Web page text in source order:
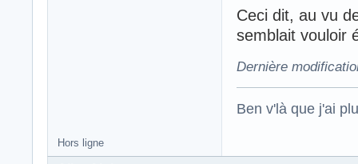
Ceci dit, au vu
semblait vouloir
Dernière
Ben v'là que j'ai
Hors ligne